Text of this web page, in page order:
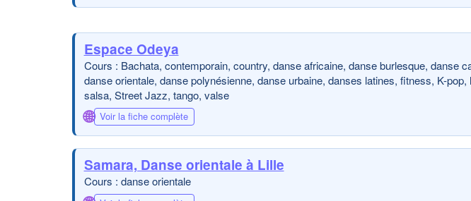
Espace Odeya
Cours : Bachata, contemporain, country, danse africaine, danse burlesque, danse
danse orientale, danse polynésienne, danse urbaine, danses latines, fitness, K-
salsa, Street Jazz, tango, valse
🌐 Voir la fiche complète
Samara, Danse orientale à Lille
Cours : danse orientale